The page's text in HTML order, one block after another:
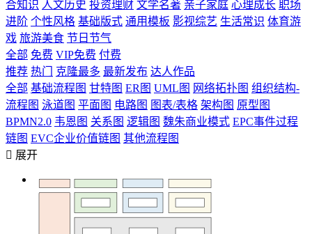
合知识 人文历史 投资理财 文学名著 亲子家庭 心理成长 职场
进阶 个性风格 基础版式 通用模板 影视综艺 生活常识 体育游
戏 旅游美食 节日节气
全部 免费 VIP免费 付费
推荐 热门 克隆最多 最新发布 达人作品
全部 基础流程图 甘特图 ER图 UML图 网络拓扑图 组织结构-
流程图 泳道图 平面图 电路图 图表/表格 架构图 原型图
BPMN2.0 韦恩图 关系图 逻辑图 魏朱商业模式 EPC事件过程
链图 EVC企业价值链图 其他流程图
 展开